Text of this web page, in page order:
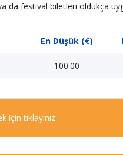
da festival biletleri oldukça
En Düşük (€)
100.00
için tıklayınız.